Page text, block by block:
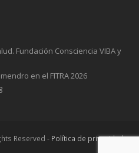
Fundación Consciencia VIBA y
en el FITRA 2026
Reserved - Política de privacidad